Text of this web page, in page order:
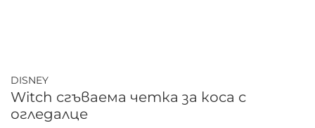
на
галерия
със
Witch сгъваема четка за коса с
огледалце
DISNEY